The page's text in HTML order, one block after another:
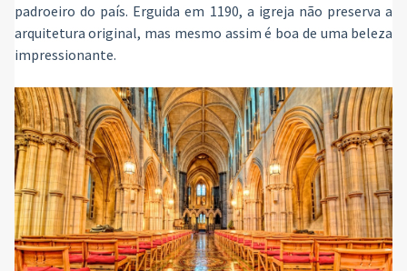
padroeiro do país. Erguida em 1190, a igreja não preserva a
arquitetura original, mas mesmo assim é boa de uma beleza
impressionante.